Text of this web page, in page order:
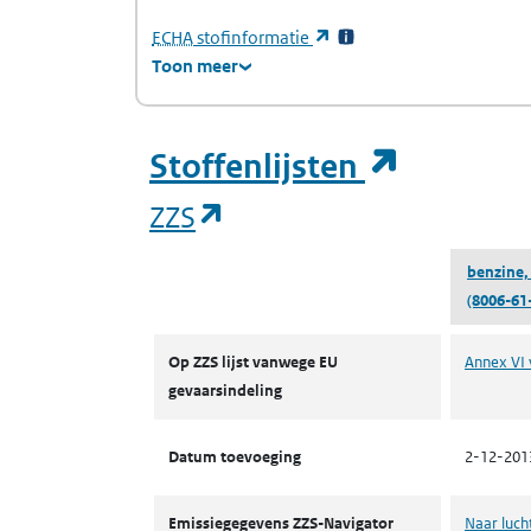
ECHA(Europees Agentschap voor chemische
stofinformatie
(opent in een nieuw
Toon meer
Stoffenlijsten
ZZS
(8006-
Op ZZS lijst vanwege EU
gevaarsindeling
Annex VI
Datum toevoeging 2-12-
Emissiegegevens ZZS-Navigator
Naar